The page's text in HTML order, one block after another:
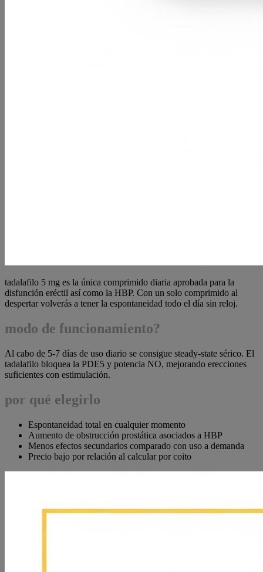
tadalafilo 5 mg es la única comprimido diaria aprobada para la
disfunción eréctil así como la HBP. Con un solo comprimido al
despertar volverás a tener la espontaneidad todo el día sin reloj.
modo de funcionamiento?
Al cabo de 5-7 días de uso diario se consigue steady-state sérico. El
tadalafilo bloquea la PDE5 y potencia NO, mejorando erecciones
suficientes con estimulación.
por qué elegirlo
Espontaneidad total en cualquier momento
Aumento de obstrucción prostática asociados a HBP
Menos efectos secundarios comparado con uso a demanda
Precio bajo por relación al calcular por coito